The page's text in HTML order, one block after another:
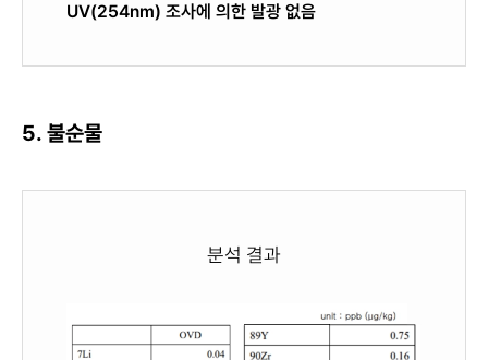
UV(254nm) 조사에 의한 발광 없음
5. 불순물
분석 결과